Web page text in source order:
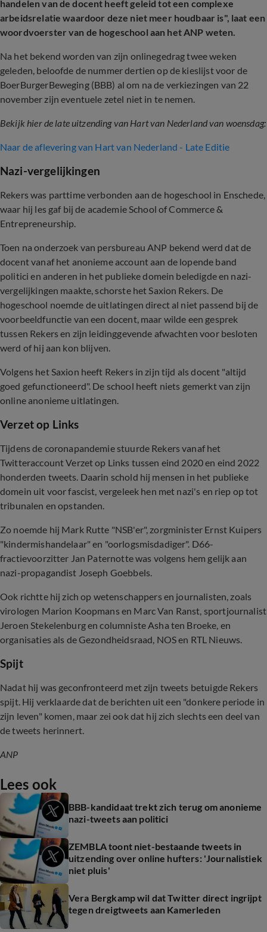
handelen van de docent heeft geleid tot een complexe
arbeidsrelatie waardoor deze niet meer houdbaar is", laat een
woordvoerster van de hogeschool aan het ANP weten.
Na het bekend worden van zijn onlinegedrag twee weken
geleden, beloofde de nummer dertien op de kieslijst voor de
BoerBurgerBeweging (BBB) al om na de verkiezingen van 22
november zijn eventuele zetel niet in te nemen.
Bekijk hier de late uitzending van Hart van Nederland van woensdag:
Naar de aflevering van Hart van Nederland - Late Editie
Nazi-vergelijkingen
Rekers was parttime verbonden aan de hogeschool in Enschede,
waar hij les gaf bij de academie School of Commerce &
Entrepreneurship.
Toen na onderzoek van persbureau ANP bekend werd dat de
docent vanaf het anonieme account aan de lopende band
politici en anderen in het publieke domein beledigde en nazi-
vergelijkingen maakte, schorste het Saxion Rekers. De
hogeschool noemde de uitlatingen direct al niet passend bij de
voorbeeldfunctie van een docent, maar wilde een gesprek
tussen Rekers en zijn leidinggevende afwachten voor besloten
werd of hij aan kon blijven.
Volgens het Saxion heeft Rekers in zijn tijd als docent "altijd
goed gefunctioneerd". De school heeft niets gemerkt van zijn
online anonieme uitlatingen.
Verzet op Links
Tijdens de coronapandemie stuurde Rekers vanaf het
Twitteraccount Verzet op Links tussen eind 2020 en eind 2022
honderden tweets. Daarin schold hij mensen in het publieke
domein uit voor fascist, vergeleek hen met nazi's en riep op tot
tribunalen en opstanden.
Zo noemde hij Mark Rutte "NSB'er", zorgminister Ernst Kuipers
"kindermishandelaar" en "oorlogsmisdadiger". D66-
fractievoorzitter Jan Paternotte was volgens hem gelijk aan
nazi-propagandist Joseph Goebbels.
Ook richtte hij zich op wetenschappers en journalisten, zoals
virologen Marion Koopmans en Marc Van Ranst, sportjournalist
Jeroen Stekelenburg en columniste Asha ten Broeke, en
organisaties als de Gezondheidsraad, NOS en RTL Nieuws.
Spijt
Nadat hij was geconfronteerd met zijn tweets betuigde Rekers
spijt. Hij verklaarde dat de berichten uit een "donkere periode in
zijn leven" komen, maar zei ook dat hij zich slechts een deel van
de tweets herinnert.
ANP
Lees ook
BBB-kandidaat trekt zich terug om anonieme
nazi-tweets aan politici
ZEMBLA toont niet-bestaande tweets in
uitzending over online hufters: 'Journalistiek
niet pluis'
Vera Bergkamp wil dat Twitter direct ingrijpt
tegen dreigtweets aan Kamerleden